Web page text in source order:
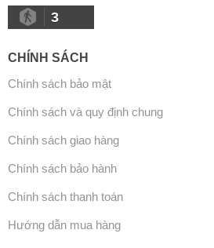
3
CHÍNH SÁCH
Chính sách bảo mật
Chính sách và quy định chung
Chính sách giao hàng
Chính sách bảo hành
Chính sách thanh toán
Hướng dẫn mua hàng